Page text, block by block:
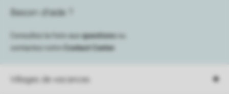
Villages de vacances
Besoin d’aide ?
Consultez la foire aux questions
contactez notre
Contact Center